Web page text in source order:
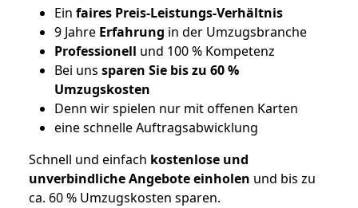
Ein faires Preis-Leistungs-Verhältnis
9 Jahre Erfahrung in der Umzugsbranche
Professionell und 100 % Kompetenz
Bei uns sparen Sie bis zu 60 %
Umzugskosten
Denn wir spielen nur mit offenen Karten
eine schnelle Auftragsabwicklung
Schnell und einfach kostenlose und
unverbindliche Angebote einholen und bis zu
ca. 60 % Umzugskosten sparen.